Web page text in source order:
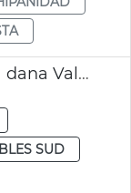
Pago limpieza extraordinaria dana València
SUD